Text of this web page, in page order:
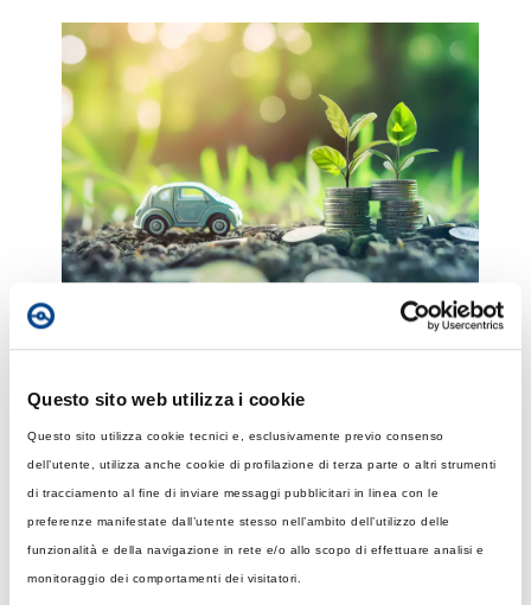
Questo sito web utilizza i cookie
Questo sito utilizza cookie tecnici e, esclusivamente previo consenso
dell’utente, utilizza anche cookie di profilazione di terza parte o altri strumenti
di tracciamento al fine di inviare messaggi pubblicitari in linea con le
preferenze manifestate dall’utente stesso nell’ambito dell’utilizzo delle
funzionalità e della navigazione in rete e/o allo scopo di effettuare analisi e
monitoraggio dei comportamenti dei visitatori.
dell’energia in movimento, rispetto ai motori a
combustione, riducendo sia i consumi energetici
ma anche una scelta sostenibile per ridurre le
emissioni di CO₂ e altri inquinanti. Infine, a
differenza dei motori a combustione che
invecchiano e perdono efficienza, le batterie